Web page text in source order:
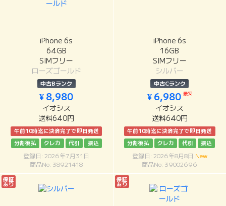
iPhone 6s
64GB
SIMフリー
ローズゴールド
中古Bランク
¥ 8,980
イオシス
送料640円
午前10時迄に決済完了で即日発送
分割後払
クレカ 代引 振込
登録日: 2026年7月31日
商品No: 38921418
iPhone 6s
16GB
SIMフリー
シルバー
中古Cランク
¥ 6,980 最安
イオシス
送料640円
午前10時迄に決済完了で即日発送
分割後払
クレカ 代引 振込
登録日: 2026年8月8日 New
商品No: 39002696
保証
あり
保証
あり